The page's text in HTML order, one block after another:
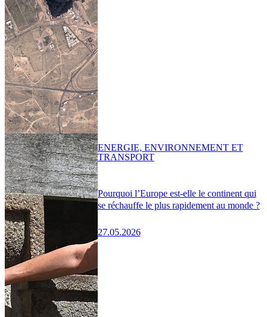
Pourquoi l’Europe est-elle le continent qui
se réchauffe le plus rapidement au monde ?
27.05.2026
ENERGIE, ENVIRONNEMENT ET
TRANSPORT